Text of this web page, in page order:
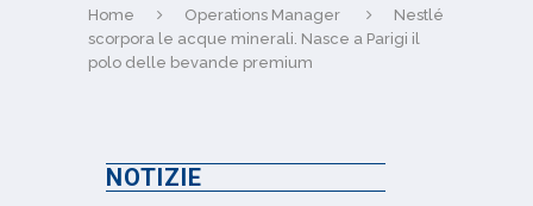
Home Operations Manager
Nestlé
scorpora le acque minerali. Nasce a Parigi il
polo delle bevande premium
NOTIZIE